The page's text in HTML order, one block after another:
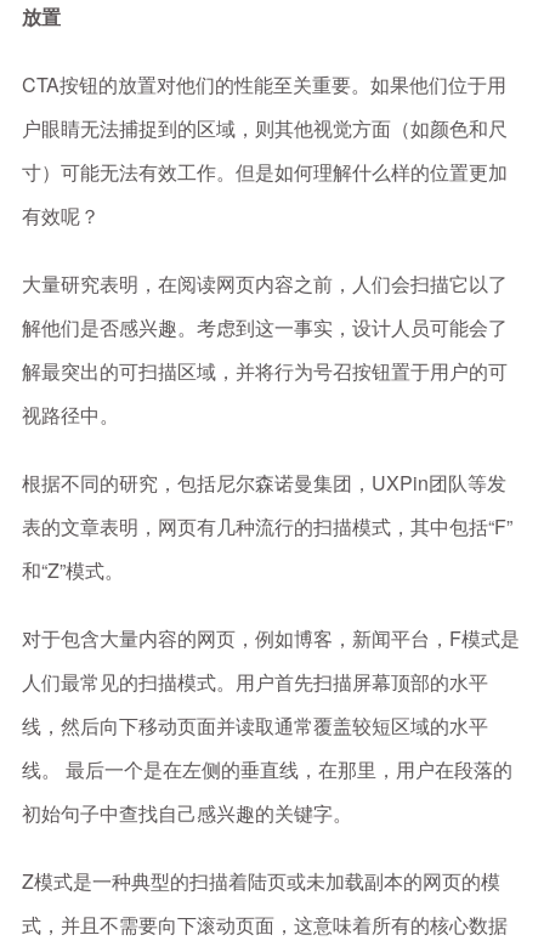
放置
CTA按钮的放置对他们的性能至关重要。如果他们位于用
户眼睛无法捕捉到的区域，则其他视觉方面（如颜色和尺
寸）可能无法有效工作。但是如何理解什么样的位置更加
有效呢？
大量研究表明，在阅读网页内容之前，人们会扫描它以了
解他们是否感兴趣。考虑到这一事实，设计人员可能会了
解最突出的可扫描区域，并将行为号召按钮置于用户的可
视路径中。
根据不同的研究，包括尼尔森诺曼集团，UXPin团队等发
表的文章表明，网页有几种流行的扫描模式，其中包括“F”
和“Z”模式。
对于包含大量内容的网页，例如博客，新闻平台，F模式是
人们最常见的扫描模式。用户首先扫描屏幕顶部的水平
线，然后向下移动页面并读取通常覆盖较短区域的水平
线。 最后一个是在左侧的垂直线，在那里，用户在段落的
初始句子中查找自己感兴趣的关键字。
Z模式是一种典型的扫描着陆页或未加载副本的网页的模
式，并且不需要向下滚动页面，这意味着所有的核心数据